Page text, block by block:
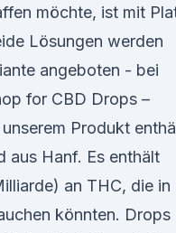
möchte, ist mit
Lösungen werden
angeboten - bei
for CBD Drops –
Produkt
aus Hanf. Es enthält
an THC, die in
könnten. Drops